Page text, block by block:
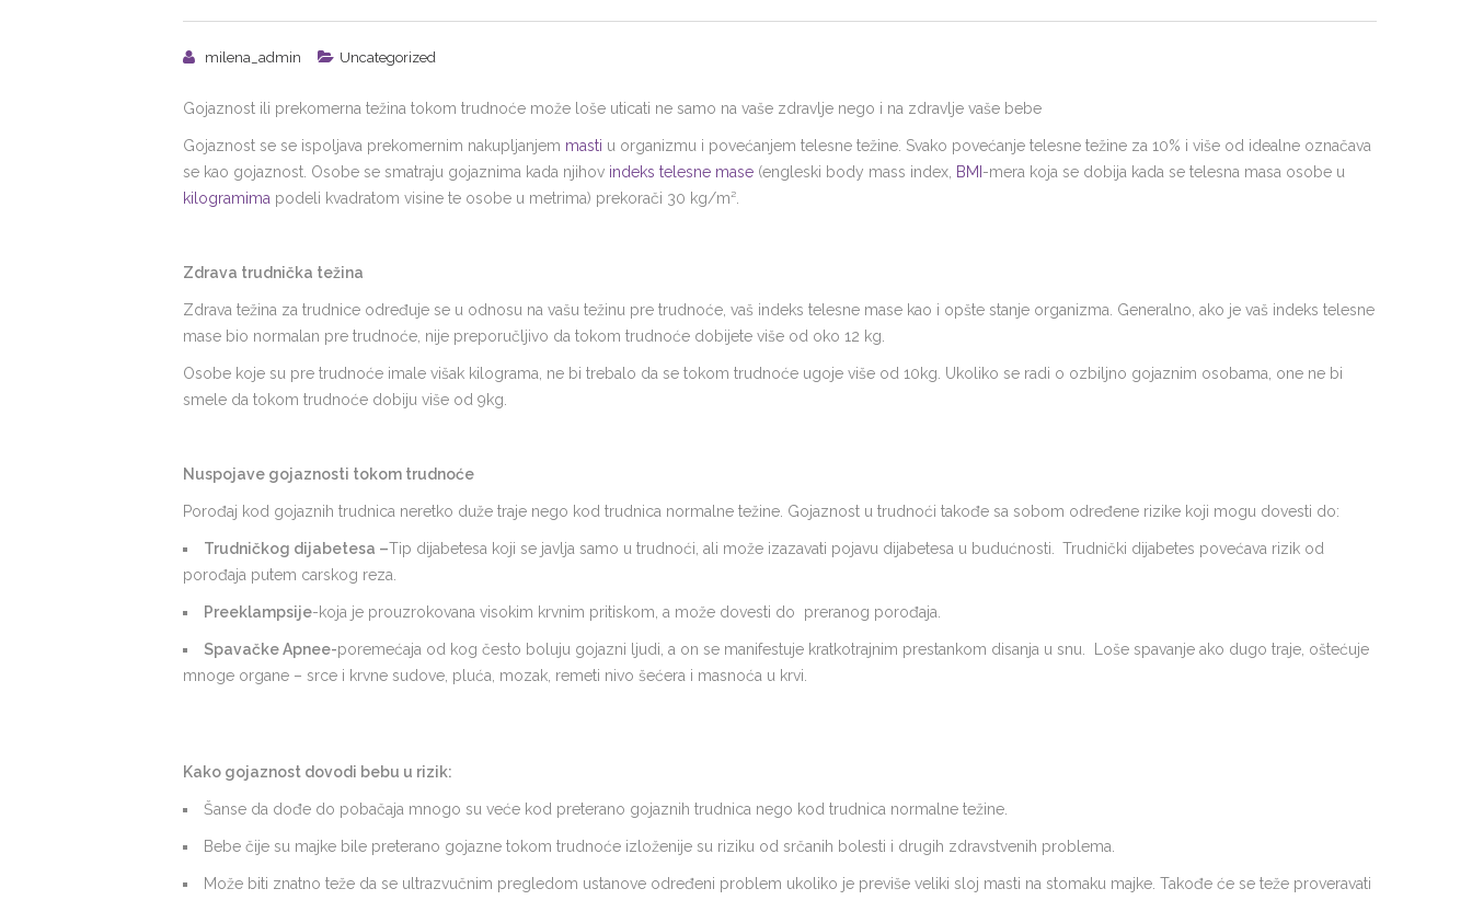
milena_admin Uncategorized
Gojaznost ili prekomerna težina tokom trudnoće može loše uticati ne samo na vaše zdravlje nego i na zdravlje vaše bebe
Gojaznost se se ispoljava prekomernim nakupljanjem masti u organizmu i povećanjem telesne težine. Svako povećanje telesne težine za 10% i više od idealne označava
se kao gojaznost. Osobe se smatraju gojaznima kada njihov indeks telesne mase (engleski body mass index, BMI -mera koja se dobija kada se telesna masa osobe u
kilogramima podeli kvadratom visine te osobe u metrima) prekorači 30 kg/m².
Zdrava trudnička težina
Zdrava težina za trudnice određuje se u odnosu na vašu težinu pre trudnoće, vaš indeks telesne mase kao i opšte stanje organizma. Generalno, ako je vaš indeks telesne
mase bio normalan pre trudnoće, nije preporučljivo da tokom trudnoće dobijete više od oko 12 kg.
Osobe koje su pre trudnoće imale višak kilograma, ne bi trebalo da se tokom trudnoće ugoje više od 10kg. Ukoliko se radi o ozbiljno gojaznim osobama, one ne bi
smele da tokom trudnoće dobiju više od 9kg.
Nuspojave gojaznosti tokom trudnoće
Porođaj kod gojaznih trudnica neretko duže traje nego kod trudnica normalne težine. Gojaznost u trudnoći takođe sa sobom određene rizike koji mogu dovesti do:
Trudničkog dijabetesa –Tip dijabetesa koji se javlja samo u trudnoći, ali može izazavati pojavu dijabetesa u budućnosti.
Trudnički dijabetes povećava rizik od
porođaja putem carskog reza.
Preeklampsije-koja je prouzrokovana visokim krvnim pritiskom, a može dovesti do preranog porođaja.
Spavačke Apnee-poremećaja od kog često boluju gojazni ljudi, a on se manifestuje kratkotrajnim prestankom disanja u snu. Loše spavanje ako dugo traje, oštećuje
mnoge organe – srce i krvne sudove, pluća, mozak, remeti nivo šećera i masnoća u krvi.
Kako gojaznost dovodi bebu u rizik:
Šanse da dođe do pobačaja mnogo su veće kod preterano gojaznih trudnica nego kod trudnica normalne težine.
Bebe čije su majke bile preterano gojazne tokom trudnoće izloženije su riziku od srčanih bolesti i drugih zdravstvenih problema.
Može biti znatno teže da se ultrazvučnim pregledom ustanove određeni problem ukoliko je previše veliki sloj masti na stomaku majke. Takođe će se teže proveravati